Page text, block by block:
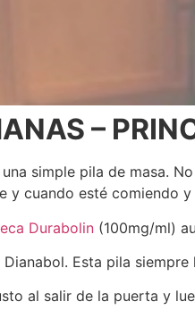
–
simple pila de masa.
y cuando esté comiendo
Durabolin (100mg/ml)
Esta pila
al salir de la puerta y